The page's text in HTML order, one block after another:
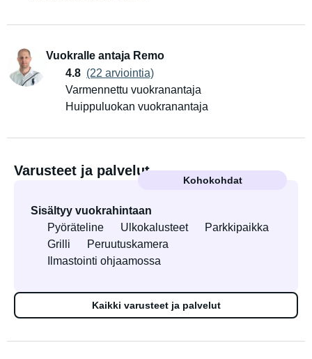
Vuokralle antaja Remo
4.8 (22 arviointia)
Varmennettu vuokranantaja
Huippuluokan vuokranantaja
Varusteet ja palvelut
Kohokohdat
Sisältyy vuokrahintaan
Pyöräteline
Ulkokalusteet
Parkkipaikka
Grilli
Peruutuskamera
Ilmastointi ohjaamossa
Kaikki varusteet ja palvelut